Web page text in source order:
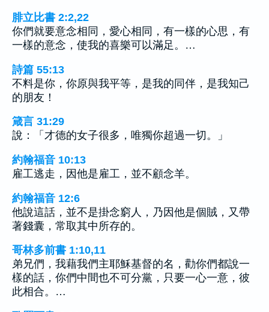
腓立比書 2:2,22
你們就要意念相同，愛心相同，有一樣的心思，有
一樣的意念，使我的喜樂可以滿足。…
詩篇 55:13
不料是你，你原與我平等，是我的同伴，是我知己
的朋友！
箴言 31:29
說：「才德的女子很多，唯獨你超過一切。」
約翰福音 10:13
雇工逃走，因他是雇工，並不顧念羊。
約翰福音 12:6
他說這話，並不是掛念窮人，乃因他是個賊，又帶
著錢囊，常取其中所存的。
哥林多前書 1:10,11
弟兄們，我藉我們主耶穌基督的名，勸你們都說一
樣的話，你們中間也不可分黨，只要一心一意，彼
此相合。…